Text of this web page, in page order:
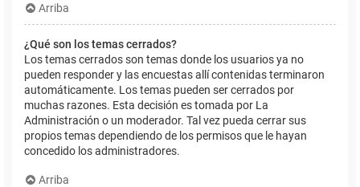
Arriba
¿Qué son los temas cerrados?
Los temas cerrados son temas donde los usuarios ya no
pueden responder y las encuestas allí contenidas terminaron
automáticamente. Los temas pueden ser cerrados por
muchas razones. Esta decisión es tomada por La
Administración o un moderador. Tal vez pueda cerrar sus
propios temas dependiendo de los permisos que le hayan
concedido los administradores.
Arriba